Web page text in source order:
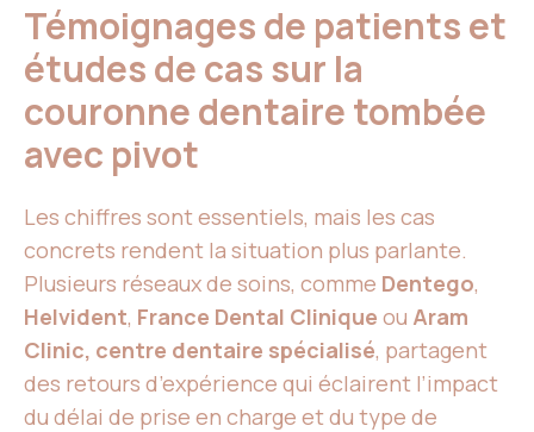
Témoignages de patients et
études de cas sur la
couronne dentaire tombée
avec pivot
Les chiffres sont essentiels, mais les cas
concrets rendent la situation plus parlante.
Plusieurs réseaux de soins, comme Dentego,
Helvident, France Dental Clinique ou Aram
Clinic, centre dentaire spécialisé, partagent
des retours d’expérience qui éclairent l’impact
du délai de prise en charge et du type de